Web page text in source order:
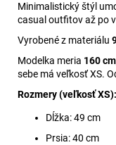
Minimalistický štýl
casual outfitov až po
Vyrobené z materiálu
Modelka meria 160
sebe má veľkosť XS.
Rozmery (veľkosť XS):
Dĺžka: 49 cm
Prsia: 40 cm